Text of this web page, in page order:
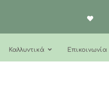
Καλλυντικά Επικοινωνία